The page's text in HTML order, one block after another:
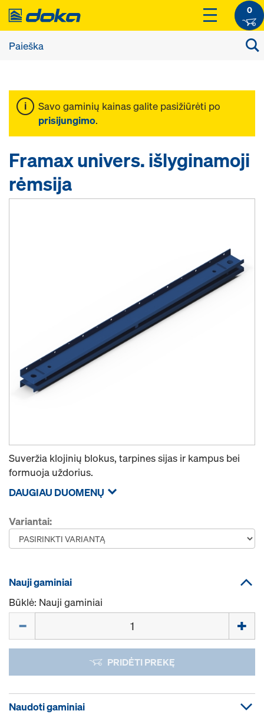
0
Savo gaminių kainas galite pasižiūrėti po
prisijungimo.
Framax univers. išlyginamoji
rėmsija
Suveržia klojinių blokus, tarpines sijas ir kampus bei
formuoja uždorius.
DAUGIAU DUOMENŲ
Variantai:
Nauji gaminiai
Būklė: Nauji gaminiai
PRIDĖTI PREKĘ
Naudoti gaminiai